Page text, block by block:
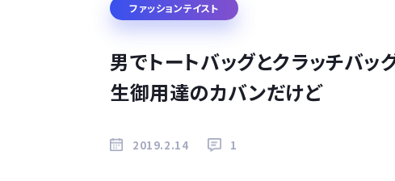
ファッションテイスト
男でトートバッグとクラッチバ
生御用達のカバンだけど
2019.2.14 1